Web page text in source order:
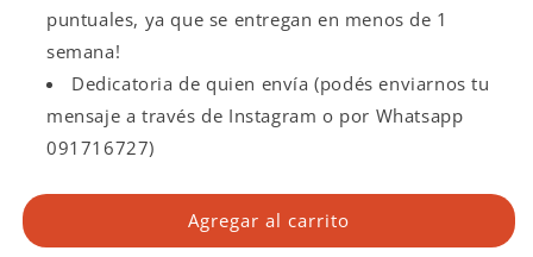
puntuales, ya que se entregan en menos de 1
semana!
Dedicatoria de quien envía (podés enviarnos tu
mensaje a través de Instagram o por Whatsapp
091716727)
Agregar al carrito